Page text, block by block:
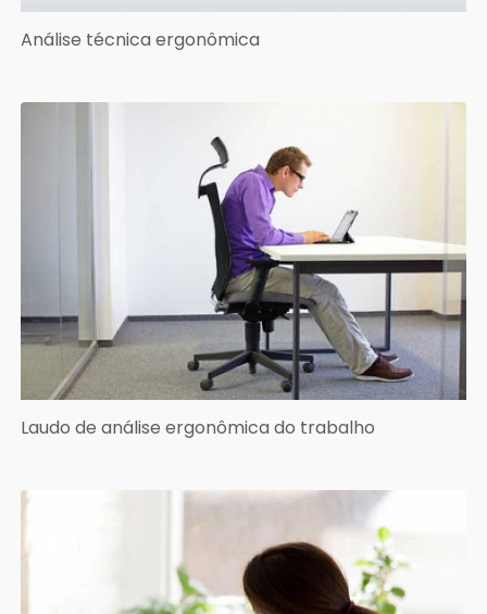
Análise técnica ergonômica
Laudo de análise ergonômica do trabalho